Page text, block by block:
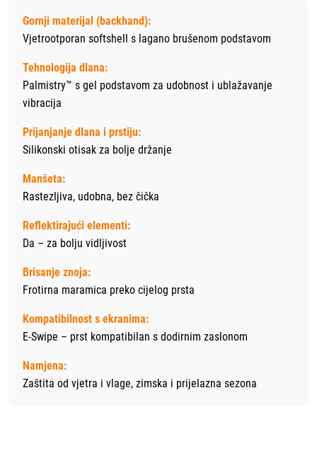
Gornji materijal (backhand):
Vjetrootporan softshell s lagano brušenom podstavom
Tehnologija dlana:
Palmistry™ s gel podstavom za udobnost i ublažavanje
vibracija
Prijanjanje dlana i prstiju:
Silikonski otisak za bolje držanje
Manšeta:
Rastezljiva, udobna, bez čička
Reflektirajući elementi:
Da – za bolju vidljivost
Brisanje znoja:
Frotirna maramica preko cijelog prsta
Kompatibilnost s ekranima:
E-Swipe – prst kompatibilan s dodirnim zaslonom
Namjena:
Zaštita od vjetra i vlage, zimska i prijelazna sezona